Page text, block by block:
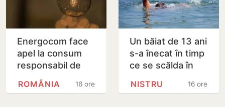
Energocom face
apel la consum
responsabil de
energie în orele
de vârfe vârf
16 ore
ROMÂNIA
Un băiat de 13 ani
s-a înecat în timp
ce se scălda în
neautorizată din
16 ore
NISTRU